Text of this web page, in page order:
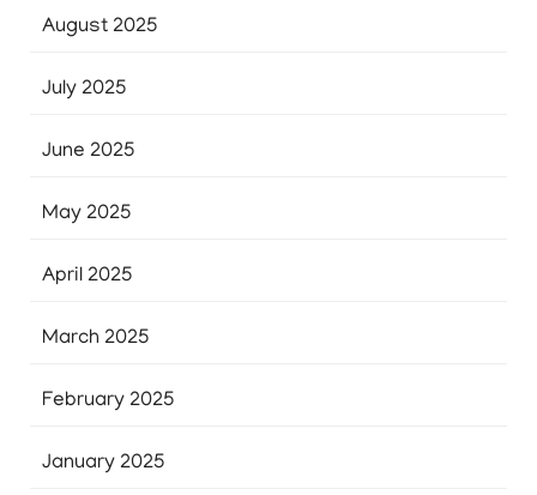
August 2025
July 2025
June 2025
May 2025
April 2025
March 2025
February 2025
January 2025